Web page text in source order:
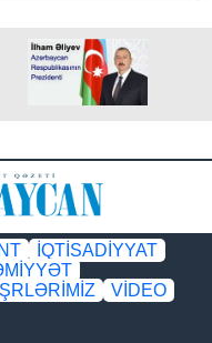
İQTİSADİYYAT
VİDEO